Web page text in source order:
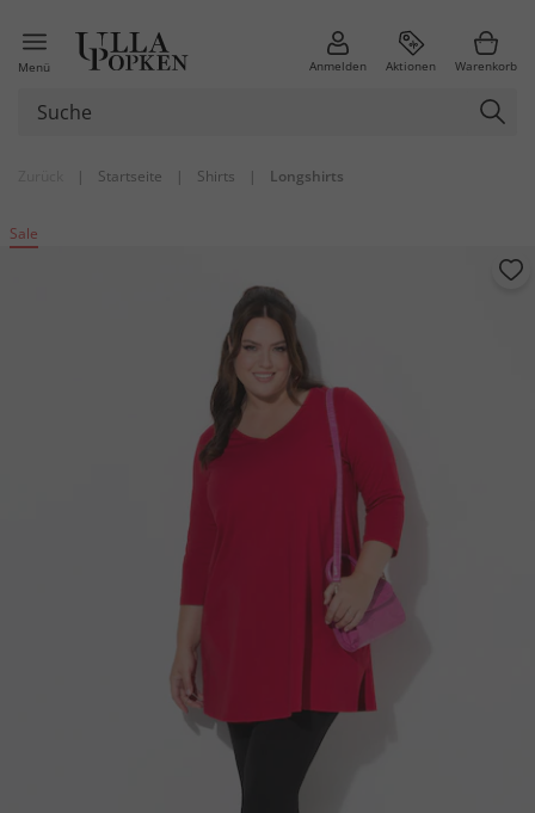
Menü Anmelden Aktionen Warenkorb
| Startseite | Shirts | Longshirts
Sale